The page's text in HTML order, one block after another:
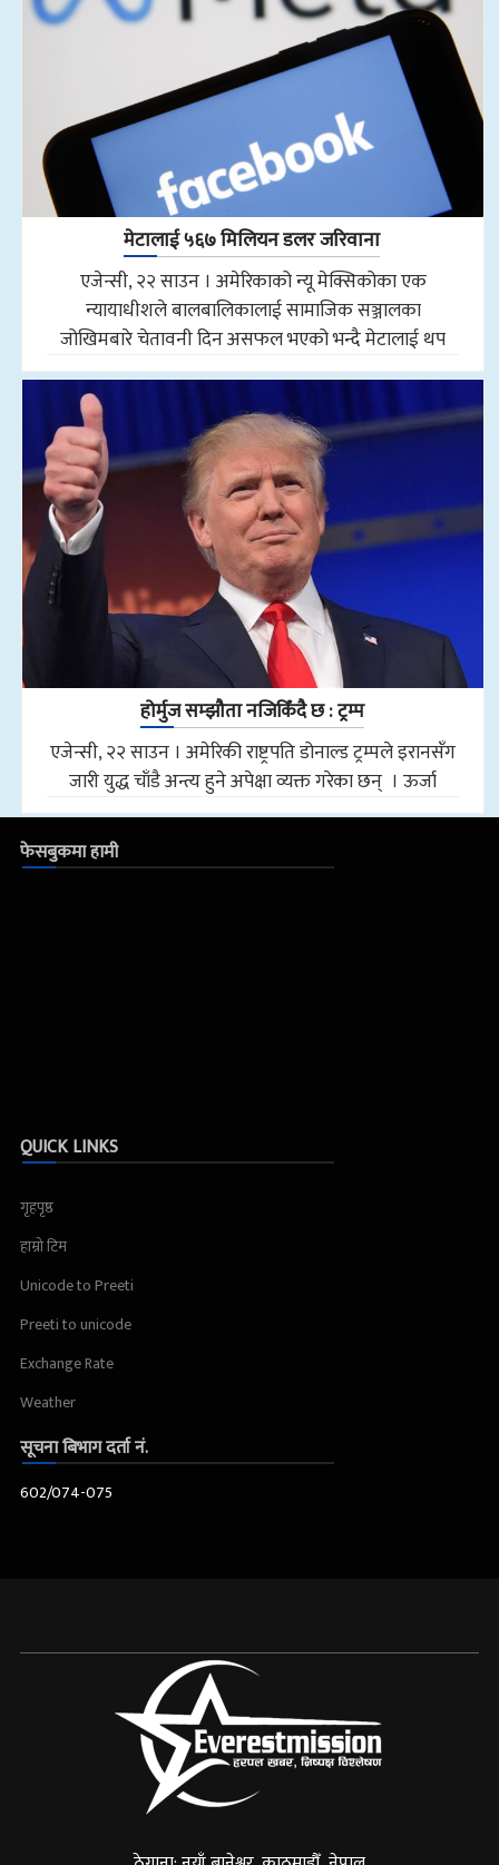
मेटालाई ५६७ मिलियन डलर जरिवाना
एजेन्सी, २२ साउन । अमेरिकाको न्यू मेक्सिकोका एक
न्यायाधीशले बालबालिकालाई सामाजिक सञ्जालका
जोखिमबारे चेतावनी दिन असफल भएको भन्दै मेटालाई थप
होर्मुज सम्झौता नजिकिँदै छ : ट्रम्प
एजेन्सी, २२ साउन । अमेरिकी राष्ट्रपति डोनाल्ड ट्रम्पले इरानसँग
जारी युद्ध चाँडै अन्त्य हुने अपेक्षा व्यक्त गरेका छन् । ऊर्जा
फेसबुकमा हामी
QUICK LINKS
गृहपृष्ठ
हाम्रो टिम
Unicode to Preeti
Preeti to unicode
Exchange Rate
Weather
सूचना बिभाग दर्ता नं.
602/074-075